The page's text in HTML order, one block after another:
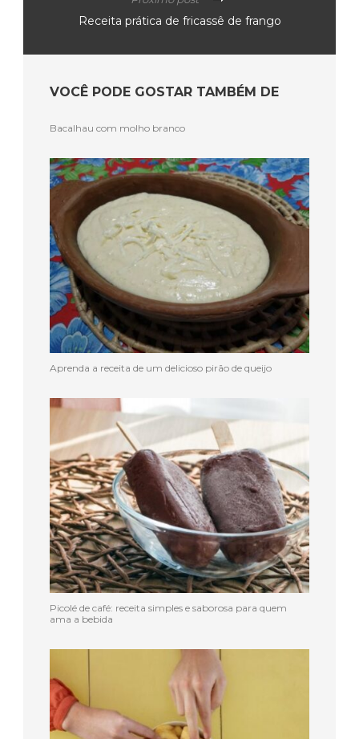
Receita prática de fricassê de frango
VOCÊ PODE GOSTAR TAMBÉM DE
Bacalhau com molho branco
Aprenda a receita de um delicioso pirão de queijo
Picolé de café: receita simples e saborosa para quem
ama a bebida